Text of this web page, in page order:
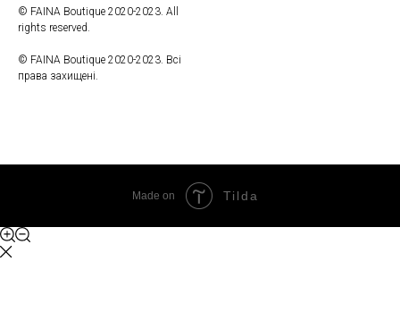
© FAINA Boutique 2020-2023. All
rights reserved.
© FAINA Boutique 2020-2023. Всі
права захищені.
Made on Tilda